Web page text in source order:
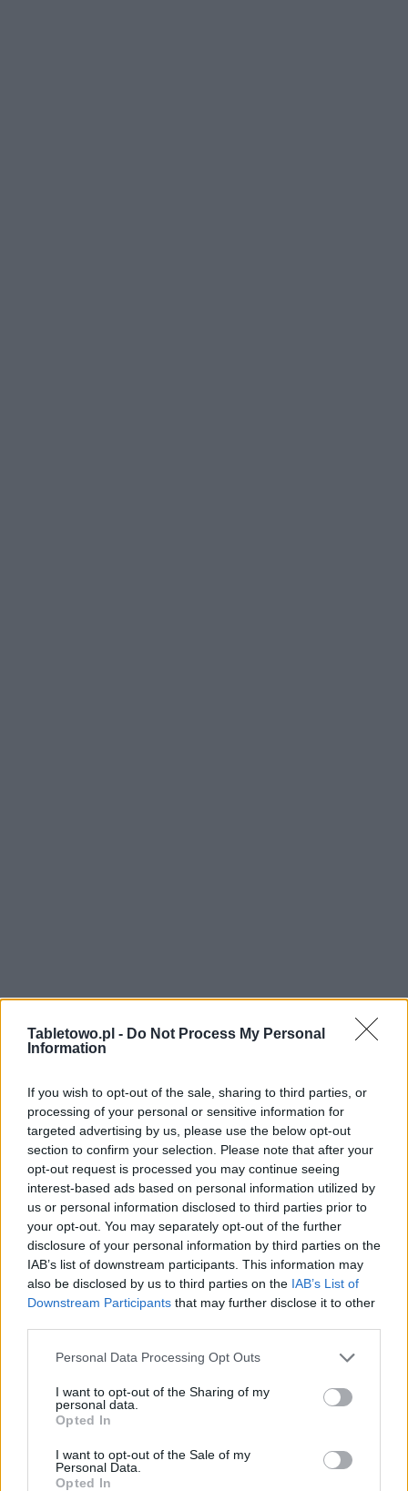
Tabletowo.pl - Do Not Process My Personal
Information
If you wish to opt-out of the sale, sharing to third parties, or
processing of your personal or sensitive information for
targeted advertising by us, please use the below opt-out
section to confirm your selection. Please note that after your
opt-out request is processed you may continue seeing
interest-based ads based on personal information utilized by
us or personal information disclosed to third parties prior to
your opt-out. You may separately opt-out of the further
disclosure of your personal information by third parties on the
IAB’s list of downstream participants. This information may
also be disclosed by us to third parties on the IAB’s List of
Downstream Participants that may further disclose it to other
Please note that this website/app uses one or more Google
not limited to your visit or usage behaviour. You may click to
grant or deny consent to Google and its third-party tags to
use your data for below specified purposes in below Google
consent section.
Personal Data Processing Opt Outs
I want to opt-out of the Sharing of my
personal data.
Opted In
I want to opt-out of the Sale of my
Personal Data.
Opted In